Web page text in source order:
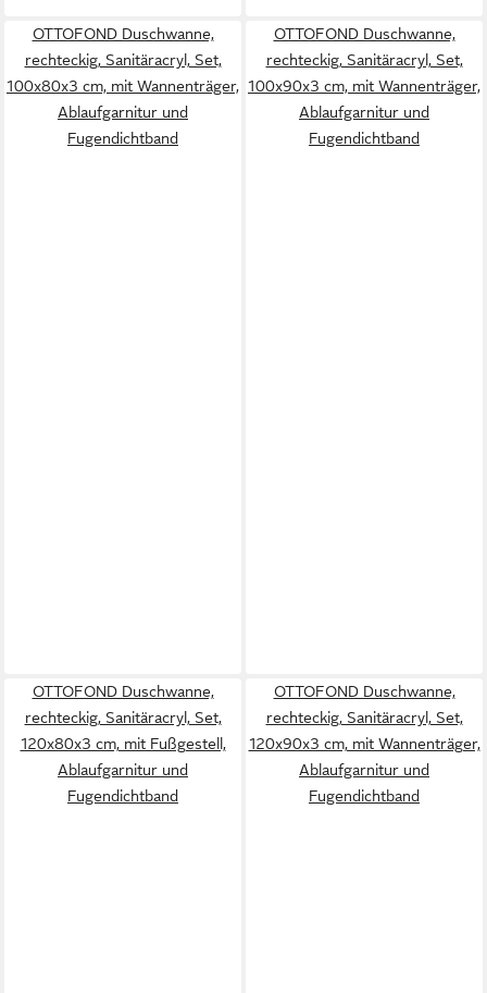
OTTOFOND Duschwanne,
rechteckig, Sanitäracryl, Set,
100x80x3 cm, mit Wannenträger,
Ablaufgarnitur und
Fugendichtband
OTTOFOND Duschwanne,
rechteckig, Sanitäracryl, Set,
100x90x3 cm, mit Wannenträger,
Ablaufgarnitur und
Fugendichtband
OTTOFOND Duschwanne,
rechteckig, Sanitäracryl, Set,
120x80x3 cm, mit Fußgestell,
Ablaufgarnitur und
Fugendichtband
OTTOFOND Duschwanne,
rechteckig, Sanitäracryl, Set,
120x90x3 cm, mit Wannenträger,
Ablaufgarnitur und
Fugendichtband